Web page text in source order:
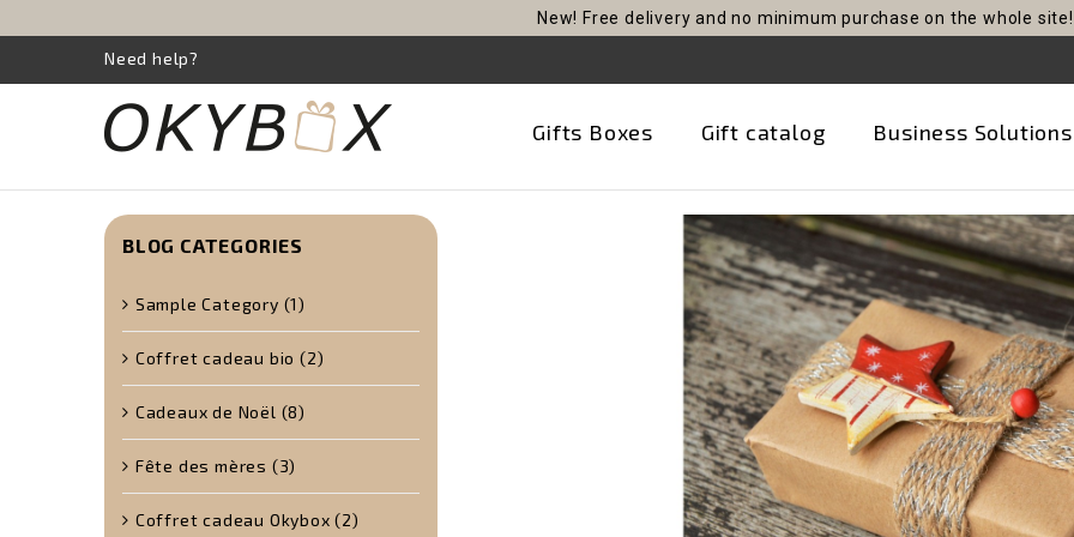
New! Free delivery and no minimum purchase on the whole site!
Need help?
Gifts Boxes Gift catalog Business Solutions
BLOG CATEGORIES
Sample Category (1)
Coffret cadeau bio (2)
Cadeaux de Noël (8)
Fête des mères (3)
Coffret cadeau Okybox (2)